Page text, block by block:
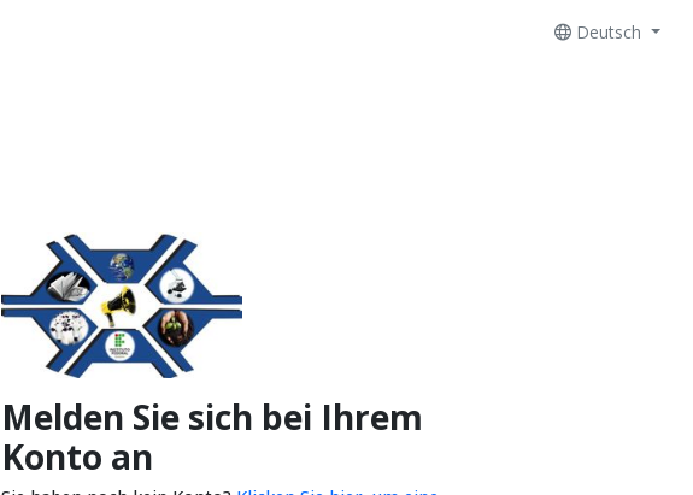
Deutsch
Melden Sie sich bei Ihrem
Konto an